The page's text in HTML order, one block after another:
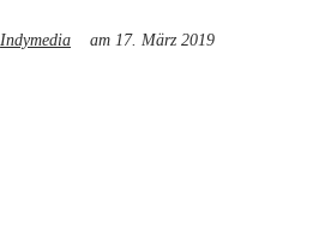
Indymedia (link is external)
am 17. März 2019